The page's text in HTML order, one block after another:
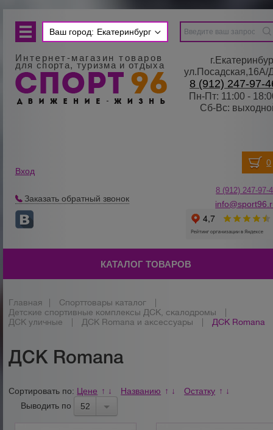
Ваш город: Екатеринбург
Интернет-магазин товаров
для спорта, туризма и отдыха
8 (912) 247-97-
Пн-Пт: 11:00 -
Сб-Вс:
Вход
Заказать обратный звонок
8 (912) 247-97-
КАТАЛОГ ТОВАРОВ
Главная Спорттовары каталог
Детские спортивные комплексы ДСК, скалодромы
ДСК уличные
ДСК Romana и аксессуары ДСК Romana
ДСК Romana
Сортировать по: Цене ↑ ↓ Названию ↑ ↓ Остатку ↑ ↓
Выводить по 52